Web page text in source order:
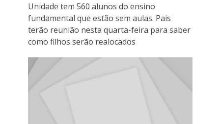
Unidade tem 560 alunos do ensino
fundamental que estão sem aulas. Pais
terão reunião nesta quarta-feira para saber
como filhos serão realocados